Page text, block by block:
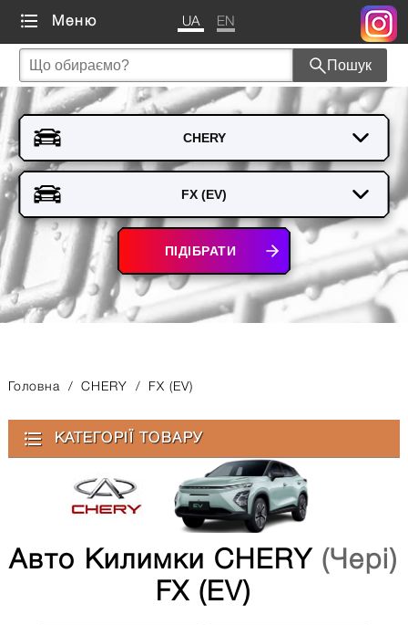
Меню UA EN
Пошук
ПІДІБРАТИ
Головна / CHERY / FX (EV)
КАТЕГОРІЇ ТОВАРУ
Авто Килимки CHERY (Чері)
FX (EV)